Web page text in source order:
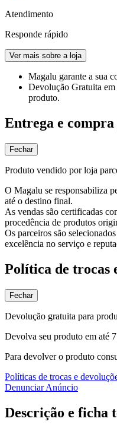
Atendimento
Responde rápido
Ver mais sobre a loja
Magalu garante a sua
Devolução Gratuita em
produto.
Entrega e
Fechar
Produto vendido por loja
O Magalu se responsabiliza
até o destino final.
As vendas são certificadas
procedência de produtos
Os parceiros são
excelência no serviço e
Política de trocas
Fechar
Devolução gratuita para
Devolva seu produto em até
Para devolver o produto
Políticas de trocas e
Denunciar Anúncio
Descrição e ficha